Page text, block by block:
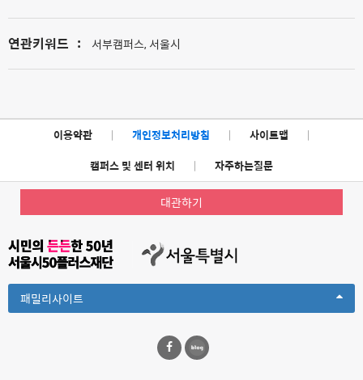
연관키워드 : 서부캠퍼스, 서울시
이용약관 | 개인정보처리방침 | 사이트맵
|
캠퍼스 및 센터 위치
| 자주하는질문
대관하기
패밀리사이트Toggle
Dropdown